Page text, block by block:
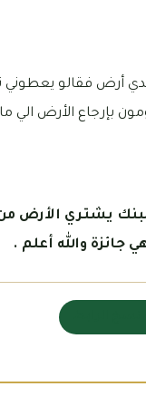
بإرجاع الأرض الي
يشتري الأرض
والله أعلم .